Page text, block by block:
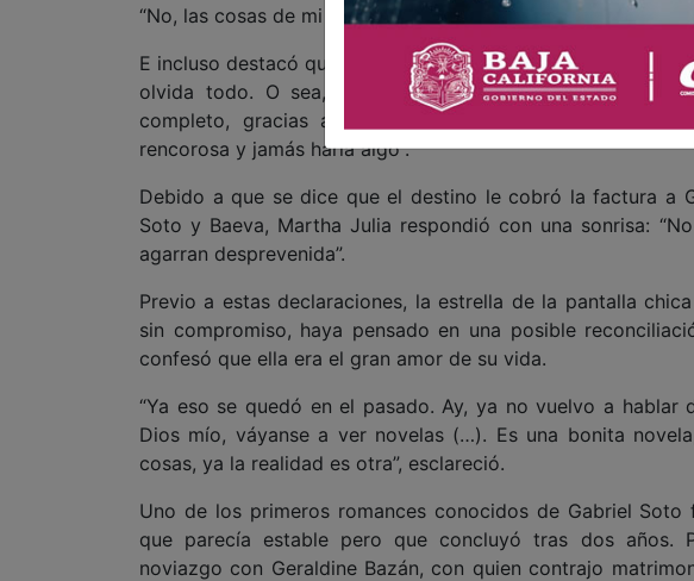
“No, las cosas de mi vida privada se quedan conmigo. Jamás”.
E incluso destacó que por su parte no existen
olvida todo. O sea, de verdad se los digo de corazón,
completo, gracias a Dios, porque si no eso me
rencorosa y jamás haría algo”.
Debido a que se dice que el destino le cobró la factura a
Soto y Baeva, Martha Julia respondió con una sonrisa:
agarran desprevenida”.
Previo a estas declaraciones, la estrella de la pantalla
sin compromiso, haya pensado en una posible
confesó que ella era el gran amor de su vida.
“Ya eso se quedó en el pasado. Ay, ya no vuelvo a hablar
Dios mío, váyanse a ver novelas (…). Es una bonita
cosas, ya la realidad es otra”, esclareció.
Uno de los primeros romances conocidos de Gabriel
que parecía estable pero que concluyó tras dos años.
noviazgo con Geraldine Bazán, con quien contrajo